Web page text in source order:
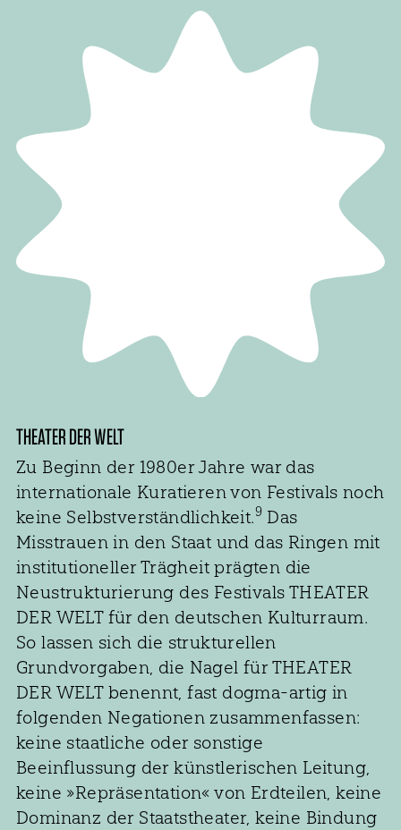
THEATER DER WELT
Zu Beginn der 1980er Jahre war das
internationale Kuratieren von Festivals noch
keine Selbstverständlichkeit.9 Das
Misstrauen in den Staat und das Ringen mit
institutioneller Trägheit prägten die
Neustrukturierung des Festivals THEATER
DER WELT für den deutschen Kulturraum.
So lassen sich die strukturellen
Grundvorgaben, die Nagel für THEATER
DER WELT benennt, fast dogma-artig in
folgenden Negationen zusammenfassen:
keine staatliche oder sonstige
Beeinflussung der künstlerischen Leitung,
keine »Repräsentation« von Erdteilen, keine
Dominanz der Staatstheater, keine Bindung